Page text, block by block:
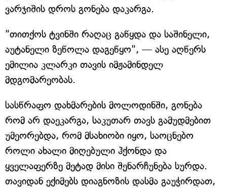
ვარჯიშის დროს გონება დაკარგა.
"თითქოს ტვინში რაღაც გაწყდა და საშინელი,
აუტანელი ზეწოლა დაგეწყო", — ასე აღწერს
ემილია კლარკი თავის იმჟამინდელ
მდგომარეობას.
სასწრაფო დახმარების მოლოდინში, გონება
რომ არ დაეკარგა, საკუთარ თავს გამუდმებით
უმეორებდა, რომ მსახიობი იყო, საოცნებო
როლი ახალი მიღებული ჰქონდა და
ყველაფერზე მეტად მისი შენარჩუნება სურდა.
თავიდან ექიმებს დიაგნოზის დასმა გაუჭირდათ,